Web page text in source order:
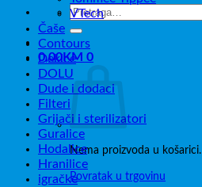
Pretraži:
0,00KM 0
Nema proizvoda u košarici.
Povratak u trgovinu
VTech
Čaše
Contours
Dekice
DOLU
Dude i dodaci
Filteri
Grijači i sterilizatori
Guralice
Hodalice
Hranilice
igračke